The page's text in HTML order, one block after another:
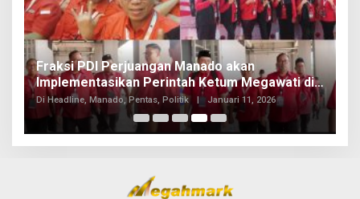
Fraksi PDI Perjuangan Manado akan
Implementasikan Perintah Ketum Megawati di
Kongres
Di Headline, Manado, Pentas, Politik Januari 11, 2026